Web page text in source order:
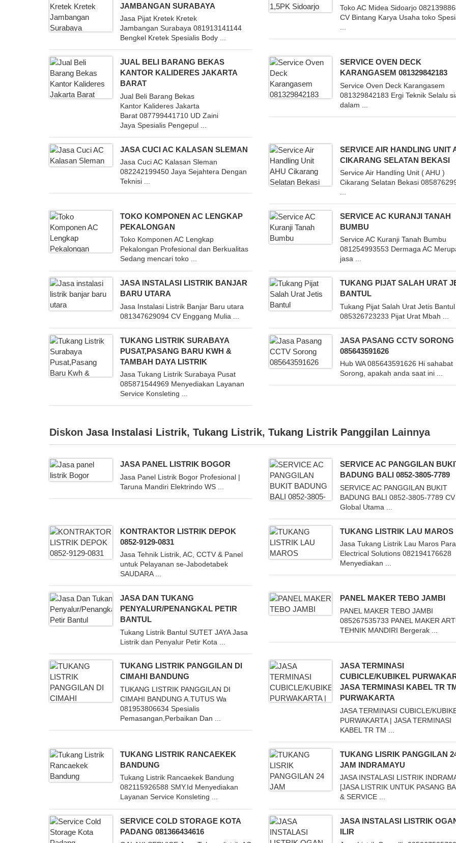
JAMBANGAN SURABAYA
Jasa Pijat Kretek Kretek
Jambangan Surabaya 081913141144
Bengkel Kretek Spesialis Body ...
Toko AC Midea Sidoarjo
CV Bintang Karya Usaha toko
...
JUAL BELI BARANG BEKAS
KANTOR KALIDERES JAKARTA
BARAT
Jual Beli Barang Bekas
Kantor Kalideres Jakarta
Barat 087799441710 UD Zaini
Jaya Spesialis Pengepul ...
SERVICE OVEN DECK
KARANGASEM 081329842183
Service Oven Deck Karangasem
081329842183 Ergi Teknik Selalu
dalam ...
JASA CUCI AC KALASAN SLEMAN
Jasa Cuci AC Kalasan Sleman
082242199450 Jaya Sejahtera Dengan
Teknisi ...
SERVICE AIR HANDLING UNIT
CIKARANG SELATAN BEKASI
Service Air Handling Unit ( AHU )
Cikarang Selatan Bekasi
TOKO KOMPONEN AC LENGKAP
PEKALONGAN
Toko Komponen AC Lengkap
Pekalongan Profesional dan Berkualitas
Sedang mencari toko ...
SERVICE AC KURANJI TANAH
BUMBU
Service AC Kuranji Tanah Bumbu
081254993553 Dermaga AC
jasa ...
JASA INSTALASI LISTRIK BANJAR
BARU UTARA
Jasa Instalasi Listrik Banjar Baru utara
081347629094 CV Enggang Mulia ...
TUKANG PIJAT SALAH URAT
BANTUL
Tukang Pijat Salah Urat Jetis Bantul
085326723233 Pijat Urat Mbah ...
TUKANG LISTRIK SURABAYA
PUSAT,PASANG BARU KWH &
TAMBAH DAYA LISTRIK
Jasa Tukang Listrik Surabaya Pusat
085871544969 Menyediakan Layanan
Service Konsleting ...
JASA PASANG CCTV SORONG
085643591626
Hub WA 085643591626 Hi sahabat
Sorong, apakah anda saat ini ...
Diskon Jasa Instalasi Listrik, Tukang Listrik, Tukang Listrik Panggilan Lainnya
JASA PANEL LISTRIK BOGOR
Jasa Panel Listrik Bogor Profesional |
Taruna Mandiri Elektrindo WS ...
SERVICE AC PANGGILAN
BADUNG BALI 0852-3805-7789
SERVICE AC PANGGILAN BUKIT
BADUNG BALI 0852-3805-7789 CV
Global Utama ...
KONTRAKTOR LISTRIK DEPOK
0852-9129-0831
Jasa Tehnik Listrik, AC, CCTV & Panel
untuk Pelayanan se-Jabodetabek
SAUDARA ...
TUKANG LISTRIK LAU MAROS
Jasa Tukang Listrik Lau Maros
Electrical Solutions 082194176628
Menyediakan ...
JASA DAN TUKANG
PENYALUR/PENANGKAL PETIR
BANTUL
Tukang Listrik Bantul SUTET JAYA Jasa
Listrik dan Penyalur Petir Kota ...
PANEL MAKER TEBO JAMBI
PANEL MAKER TEBO JAMBI
085267535733 PANEL MAKER
TEHNIK MANDIRI Bergerak ...
TUKANG LISTRIK PANGGILAN DI
CIMAHI BANDUNG
TUKANG LISTRIK PANGGILAN DI
CIMAHI BANDUNG A.TUTUS Wa
081953806634 Spesialis
Pemasangan,Perbaikan Dan ...
JASA TERMINASI
CUBICLE/KUBIKEL
JASA TERMINASI KABEL TR
PURWAKARTA
JASA TERMINASI CUBICLE/
PURWAKARTA | JASA TERMINASI
KABEL TR TM ...
TUKANG LISTRIK RANCAEKEK
BANDUNG
Tukang Listrik Rancaekek Bandung
082115926588 SMY.Id Menyediakan
Layanan Service Konsleting ...
TUKANG LISRIK PANGGILAN
JAM INDRAMAYU
JASA INSTALASI LISTRIK
[JASA LISTRIK UNTUK PASANG
& SERVICE ...
SERVICE COLD STORAGE KOTA
PADANG 081366434616
JASA INSTALASI LISTRIK
ILIR